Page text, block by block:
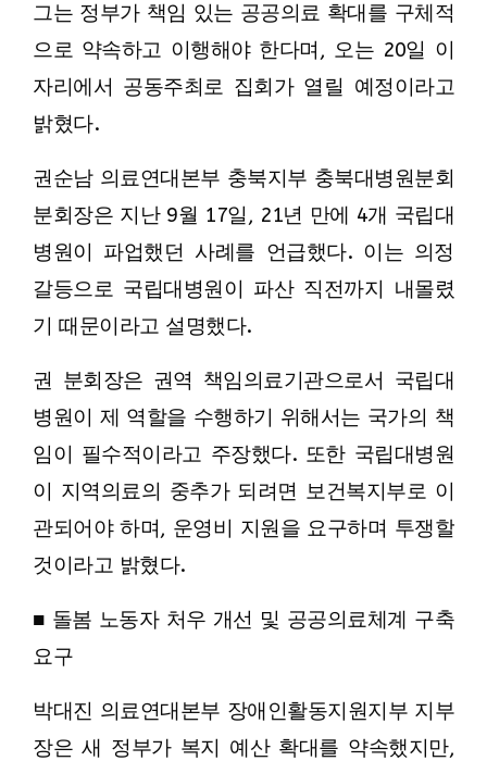
그는 정부가 책임 있는 공공의료 확대를 구체적
으로 약속하고 이행해야 한다며, 오는 20일 이
자리에서 공동주최로 집회가 열릴 예정이라고
밝혔다.
권순남 의료연대본부 충북지부 충북대병원분회
분회장은 지난 9월 17일, 21년 만에 4개 국립대
병원이 파업했던 사례를 언급했다. 이는 의정
갈등으로 국립대병원이 파산 직전까지 내몰렸
기 때문이라고 설명했다.
권 분회장은 권역 책임의료기관으로서 국립대
병원이 제 역할을 수행하기 위해서는 국가의 책
임이 필수적이라고 주장했다. 또한 국립대병원
이 지역의료의 중추가 되려면 보건복지부로 이
관되어야 하며, 운영비 지원을 요구하며 투쟁할
것이라고 밝혔다.
■ 돌봄 노동자 처우 개선 및 공공의료체계 구축
요구
박대진 의료연대본부 장애인활동지원지부 지부
장은 새 정부가 복지 예산 확대를 약속했지만,